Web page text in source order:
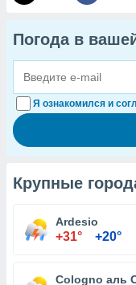
Погода в
Я ознакомился и
Крупные
Ardesio
+31° +20°
Cologno аль